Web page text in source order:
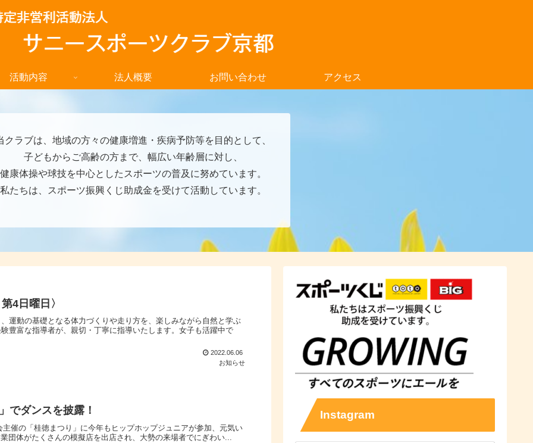
活動内容 法人概要 お問い合わせ アクセス
クラブは、地域の方々の健康増進・疾病予防等を目的として、
子どもからご高齢の方まで、幅広い年齢層に対し、
健康体操や球技を中心としたスポーツの普及に努めています。
私たちは、スポーツ振興くじ助成金を受けて活動しています。
4日曜日〉
運動の基礎となる体力づくりや走り方を、楽しみながら自然と学ぶ
豊富な指導者が、親切・丁寧に指導いたします。女子も活躍中で
2022.06.06
お知らせ
でダンスを披露！
催の「桂徳まつり」に今年もヒップホップジュニアが参加、元気い
体がたくさんの模擬店を出店され、大勢の来場者でにぎわい...
Instagram